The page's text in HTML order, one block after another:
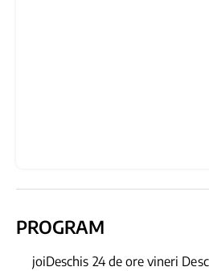
PROGRAM
joiDeschis 24 de ore vineri